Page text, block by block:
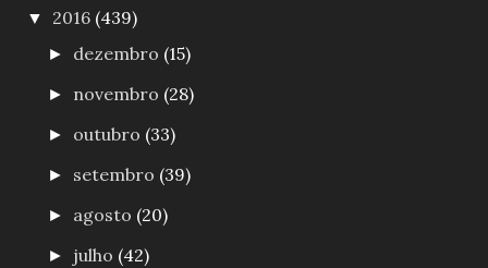
▼ 2016 (439)
► dezembro (15)
► novembro (28)
► outubro (33)
► setembro (39)
► agosto (20)
► julho (42)